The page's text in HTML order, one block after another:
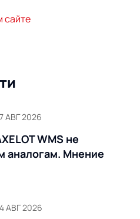
сайте
7 АВГ 2026
WMS не
аналогам. Мнение
4 АВГ 2026